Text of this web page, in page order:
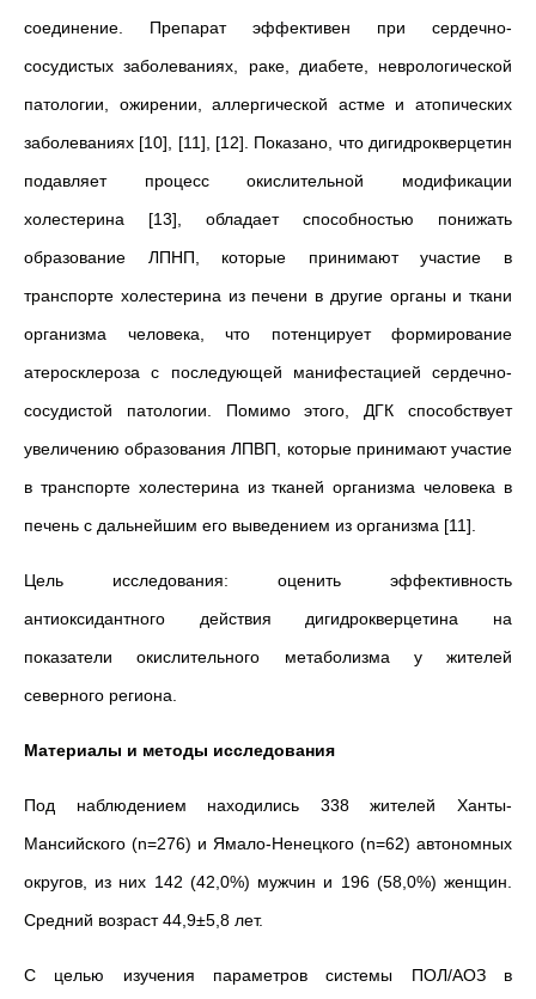
соединение. Препарат эффективен при сердечно-
сосудистых заболеваниях, раке, диабете, неврологической
патологии, ожирении, аллергической астме и атопических
заболеваниях [10], [11], [12]. Показано, что дигидрокверцетин
подавляет процесс окислительной модификации
холестерина [13], обладает способностью понижать
образование ЛПНП, которые принимают участие в
транспорте холестерина из печени в другие органы и ткани
организма человека, что потенцирует формирование
атеросклероза с последующей манифестацией сердечно-
сосудистой патологии. Помимо этого, ДГК способствует
увеличению образования ЛПВП, которые принимают участие
в транспорте холестерина из тканей организма человека в
печень с дальнейшим его выведением из организма [11].
Цель исследования: оценить эффективность
антиоксидантного действия дигидрокверцетина на
показатели окислительного метаболизма у жителей
северного региона.
Материалы и методы исследования
Под наблюдением находились 338 жителей Ханты-
Мансийского (n=276) и Ямало-Ненецкого (n=62) автономных
округов, из них 142 (42,0%) мужчин и 196 (58,0%) женщин.
Средний возраст 44,9±5,8 лет.
С целью изучения параметров системы ПОЛ/АОЗ в